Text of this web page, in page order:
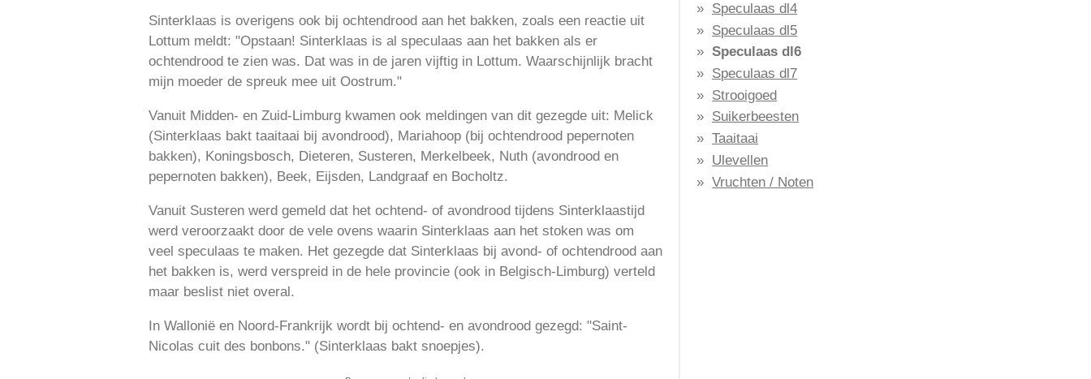
Sinterklaas is overigens ook bij ochtendrood aan het bakken, zoals een reactie uit
Lottum meldt: "Opstaan! Sinterklaas is al speculaas aan het bakken als er
ochtendrood te zien was. Dat was in de jaren vijftig in Lottum. Waarschijnlijk bracht
mijn moeder de spreuk mee uit Oostrum."
Vanuit Midden- en Zuid-Limburg kwamen ook meldingen van dit gezegde uit: Melick
(Sinterklaas bakt taaitaai bij avondrood), Mariahoop (bij ochtendrood pepernoten
bakken), Koningsbosch, Dieteren, Susteren, Merkelbeek, Nuth (avondrood en
pepernoten bakken), Beek, Eijsden, Landgraaf en Bocholtz.
Vanuit Susteren werd gemeld dat het ochtend- of avondrood tijdens Sinterklaastijd
werd veroorzaakt door de vele ovens waarin Sinterklaas aan het stoken was om
veel speculaas te maken. Het gezegde dat Sinterklaas bij avond- of ochtendrood aan
het bakken is, werd verspreid in de hele provincie (ook in Belgisch-Limburg) verteld
maar beslist niet overal.
In Wallonië en Noord-Frankrijk wordt bij ochtend- en avondrood gezegd: "Saint-
Nicolas cuit des bonbons." (Sinterklaas bakt snoepjes).
Speculaas dl4
Speculaas dl5
Speculaas dl6
Speculaas dl7
Strooigoed
Suikerbeesten
Taaitaai
Ulevellen
Vruchten / Noten